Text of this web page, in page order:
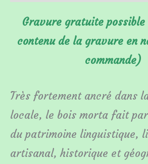
Gravure gratuite
contenu de la gravure en
commande)
Très fortement ancré dans
locale, le bois morta fait
du patrimoine linguistique,
artisanal, historique et